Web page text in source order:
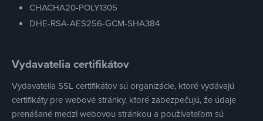
CHACHA20-POLY1305
DHE-RSA-AES256-GCM-SHA384
Vydavatelia certifikátov
Vydavatelia SSL certifikátov sú organizácie, ktoré vydávajú
certifikáty pre webové stránky, ktoré zabezpečujú, že údaje
prenášané medzi webovou stránkou a používateľom sú